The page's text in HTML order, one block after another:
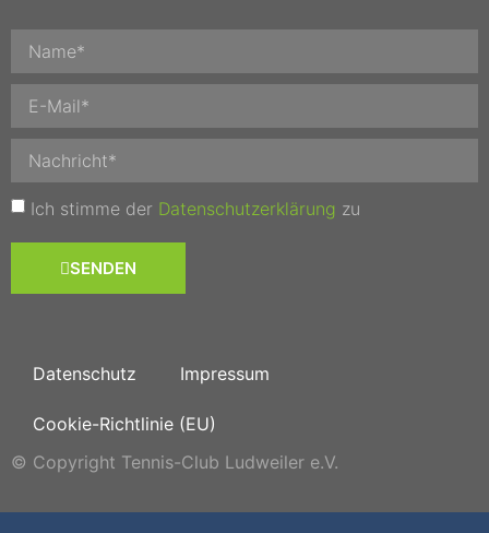
Ich stimme der Datenschutzerklärung zu
SENDEN
Datenschutz Impressum
Cookie-Richtlinie (EU)
© Copyright Tennis-Club Ludweiler e.V.